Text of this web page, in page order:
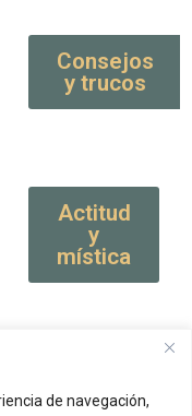
de navegación,
Consejos
y trucos
Actitud
y
mística